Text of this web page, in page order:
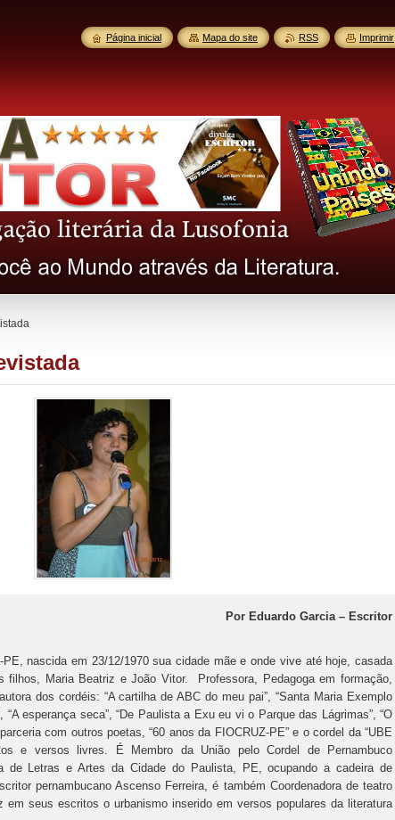
Por Eduardo Garcia – Escritor
PE, nascida em 23/12/1970 sua cidade mãe e onde vive até hoje, casada
filhos, Maria Beatriz e João Vitor. Professora, Pedagoga em formação,
dos cordéis: “A cartilha de ABC do meu pai”, “Santa Maria Exemplo
“A esperança seca”, “De Paulista a Exu eu vi o Parque das Lágrimas”, “O
com outros poetas, “60 anos da FIOCRUZ-PE” e o cordel da “UBE
e versos livres. É Membro da União pelo Cordel de Pernambuco
de Letras e Artes da Cidade do Paulista, PE, ocupando a cadeira de
pernambucano Ascenso Ferreira, é também Coordenadora de teatro
seus escritos o urbanismo inserido em versos populares da literatura
Página inicial Mapa do site RSS Imprimir